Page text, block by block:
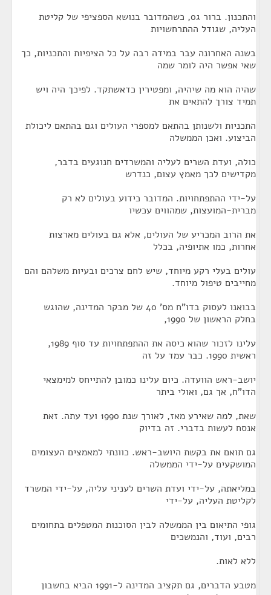
והתכנון. ברור ג0, כשהמדובר בנושא הספציפי של קליטת
העליה, שגודל ההתרחשויות
בשנה האחרונה עבר במידה רבה על כל הציפיות והתכניות, כך
שאי אפשר היה לומר שמה
שהיה הוא מה שיהיה, ומפטירין כדאשתקד. לפיכך היה ויש
תמיד צורך להתאים את
התכניות ולשנותן בהתאם למספרי העולים וגם בהתאם ליכולת
הביצוע. ואכן הממשלה
כולה, ועדת השרים לעליה והמשרדים חנוגעים בדבר,
מקדישים לכך מאמץ עצום, כנדרש
על-ידי ההתפתחויות. המדובר כידוע בעולים לא רק
מברית-המועצות, שמהווים עכשיו
את הרוב המכריע של העולים, אלא גם בעולים מארצות
אחרות, כמו אתיופיה, בכלל
עולים בעלי רקע מיוחד, שיש לחם צרכים ובעיות משלהם והם
מחייבים טיפול מיוחד.
בבואנו לעסוק בדו"ח מס' 40 של מבקר המדינה, שהוגש
בחלק הראשון של 1990,
עלינו לזכור שהוא כיסה את ההתפתחויות עד סוף 1989,
ראשית 1990. כבר עמד על זה
יושב-ראש הוועדה. כיום עלינו כמובן להתייחס למימצאי
הדו"ח, אך גם, ואולי ביתר
שאת, למה שאירע מאז, לאורך שנת 1990 ועד עתה. זאת
אנסח לעשות בדברי. זה בדיוק
גם תואם את בקשת היושב-ראש. כוונתי למאמצים העצומים
המושקעים על-ידי הממשלה
במליאתה, על-ידי ועדת השרים לעניני עליה, על-ידי המשרד
לקליטת העליה, על-ידי
גופי התיאום בין הממשלה לבין הסוכנות המטפלים בתחומים
רבים, ועוד, והנמשכים
ללא לאות.
מטבע הדברים, גם תקציב המדינה ל-1991 הביא בחשבון